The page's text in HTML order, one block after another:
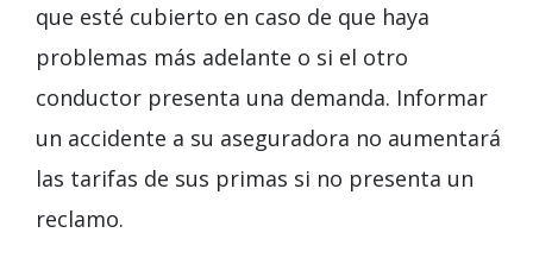
que esté cubierto en caso de que haya
problemas más adelante o si el otro
conductor presenta una demanda. Informar
un accidente a su aseguradora no aumentará
las tarifas de sus primas si no presenta un
reclamo.